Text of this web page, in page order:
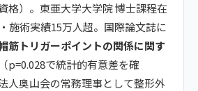
格）。東亜大学大学院 博士課程在
施術実績15万人超。国際論文誌に
筋トリガーポイントの関係に関す
p=0.028で統計的有意差を確
人奥山会の常務理事として整形外